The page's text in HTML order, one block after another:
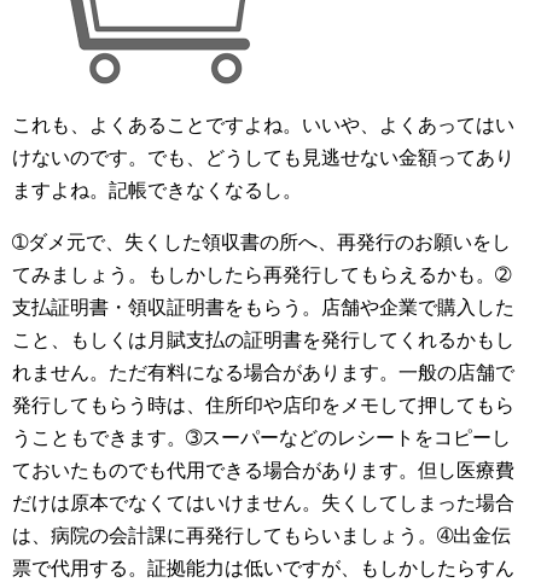
これも、よくあることですよね。いいや、よくあってはい
けないのです。でも、どうしても見逃せない金額ってあり
ますよね。記帳できなくなるし。
➀ダメ元で、失くした領収書の所へ、再発行のお願いをし
てみましょう。もしかしたら再発行してもらえるかも。➁
支払証明書・領収証明書をもらう。店舗や企業で購入した
こと、もしくは月賦支払の証明書を発行してくれるかもし
れません。ただ有料になる場合があります。一般の店舗で
発行してもらう時は、住所印や店印をメモして押してもら
うこともできます。➂スーパーなどのレシートをコピーし
ておいたものでも代用できる場合があります。但し医療費
だけは原本でなくてはいけません。失くしてしまった場合
は、病院の会計課に再発行してもらいましょう。➃出金伝
票で代用する。証拠能力は低いですが、もしかしたらすん